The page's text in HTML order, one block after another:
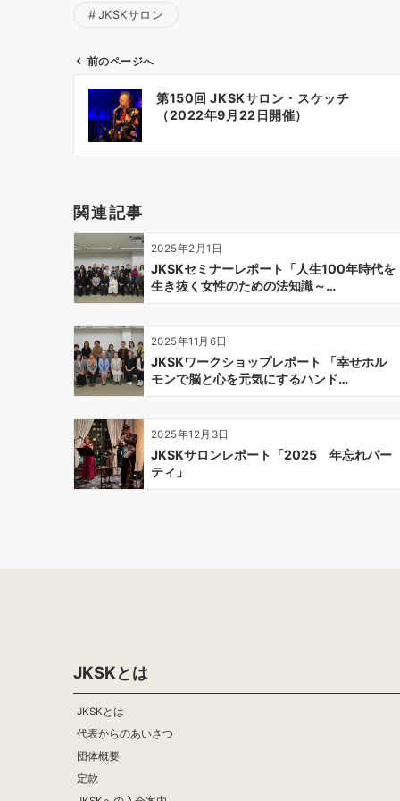
JKSKサロン
シ
ョ
ン
前のページへ
第150回 JKSKサロン・スケッチ
（2022年9月22日開催）
関連記事
2025年2月1日
JKSKセミナーレポート「人生100年時代を
生き抜く女性のための法知識～…
2025年11月6日
JKSKワークショップレポート 「幸せホル
モンで脳と心を元気にするハンド…
2025年12月3日
JKSKサロンレポート「2025 年忘れパー
ティ」
JKSKとは
JKSKとは
代表からのあいさつ
団体概要
定款